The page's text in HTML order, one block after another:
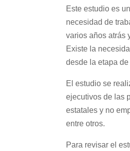
Este estudio es
necesidad de
varios años atrás
Existe la
desde la etapa
El estudio se
ejecutivos de las
estatales y no
entre otros.
Para revisar el